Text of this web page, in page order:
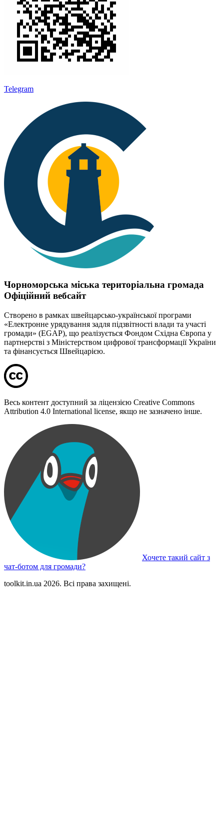
Telegram
Чорноморська міська територіальна громада
Офіційний вебсайт
Створено в рамках швейцарсько-української програми
«Електронне урядування задля підзвітності влади та участі
громади» (EGAP), що реалізується Фондом Східна Європа у
партнерстві з Міністерством цифрової трансформації України
та фінансується Швейцарією.
Весь контент доступний за ліцензією Creative Commons
Attribution 4.0 International license, якщо не зазначено інше.
Хочете такий сайт з
чат-ботом для громади?
toolkit.in.ua 2026. Всі права захищені.